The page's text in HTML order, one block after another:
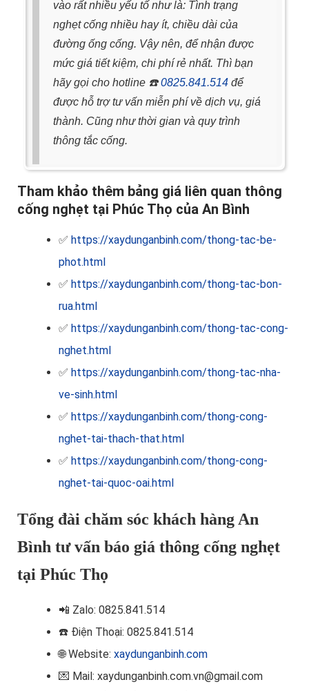
vào rất nhiều yếu tố như là: Tình trạng
nghẹt cống nhiều hay ít, chiều dài của
đường ống cống. Vậy nên, để nhận được
mức giá tiết kiệm, chi phí rẻ nhất. Thì bạn
hãy gọi cho hotline ☎️0825.841.514 để
được hỗ trợ tư vấn miễn phí về dịch vụ, giá
thành. Cũng như thời gian và quy trình
thông tắc cống.
Tham khảo thêm bảng giá liên quan thông
cống nghẹt tại Phúc Thọ của An Bình
✅ https://xaydunganbinh.com/thong-tac-be-
phot.html
✅ https://xaydunganbinh.com/thong-tac-bon-
rua.html
✅ https://xaydunganbinh.com/thong-tac-cong-
nghet.html
✅ https://xaydunganbinh.com/thong-tac-nha-
ve-sinh.html
✅ https://xaydunganbinh.com/thong-cong-
nghet-tai-thach-that.html
✅ https://xaydunganbinh.com/thong-cong-
nghet-tai-quoc-oai.html
Tổng đài chăm sóc khách hàng An
Bình tư vấn báo giá thông cống nghẹt
tại Phúc Thọ
📲 Zalo: 0825.841.514
☎️ Điện Thoại: 0825.841.514
🌐 Website: xaydunganbinh.com
💌 Mail: xaydunganbinh.com.vn@gmail.com